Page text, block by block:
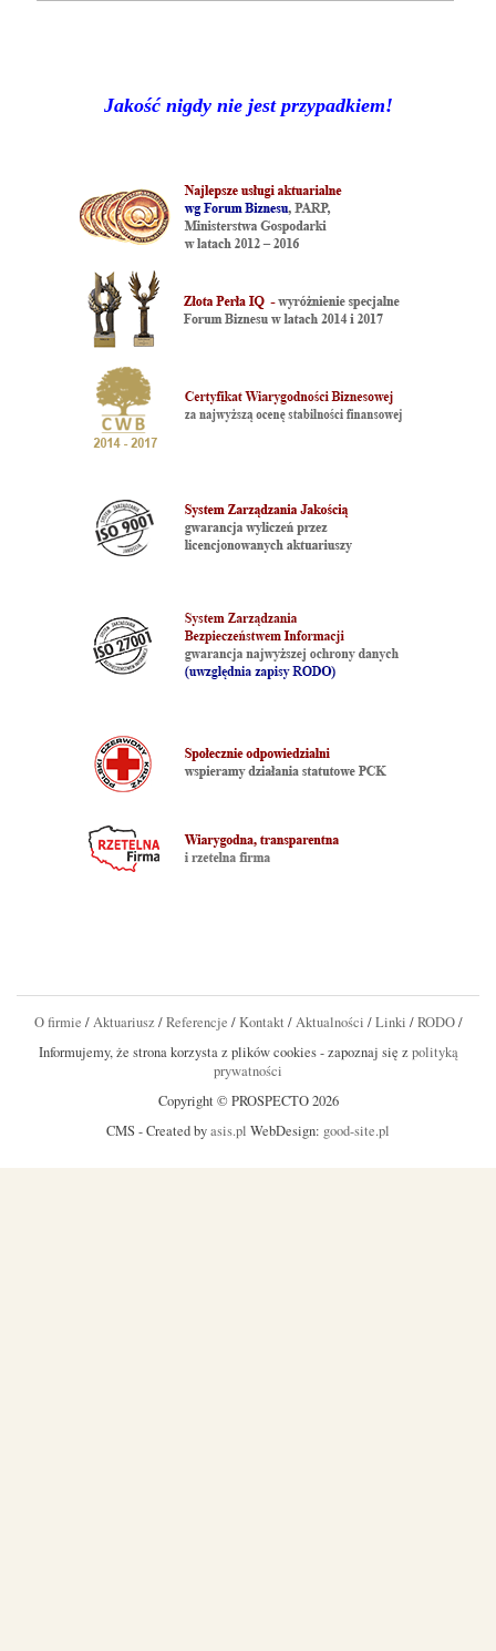
Jakość nigdy nie jest przypadkiem!
O firmie /Aktuariusz/Referencje /Kontakt /Aktualności /Linki /RODO/
Informujemy, że strona korzysta z plików cookies - zapoznaj się zpolityką
prywatności
Copyright © PROSPECTO 2026
CMS - Created byasis.pl WebDesign: good-site.pl